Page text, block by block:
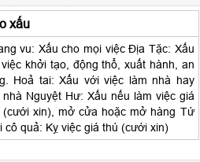
xấu
vu: Xấu cho mọi việc Địa Tặc: Xấu
khởi tạo, động thổ, xuất hành, an
Hoả tai: Xấu với việc làm nhà hay
Nguyệt Hư: Xấu nếu làm việc giá
(cưới xin), mở cửa hoặc mở hàng Tứ
cô quả: Kỵ việc giá thú (cưới xin)